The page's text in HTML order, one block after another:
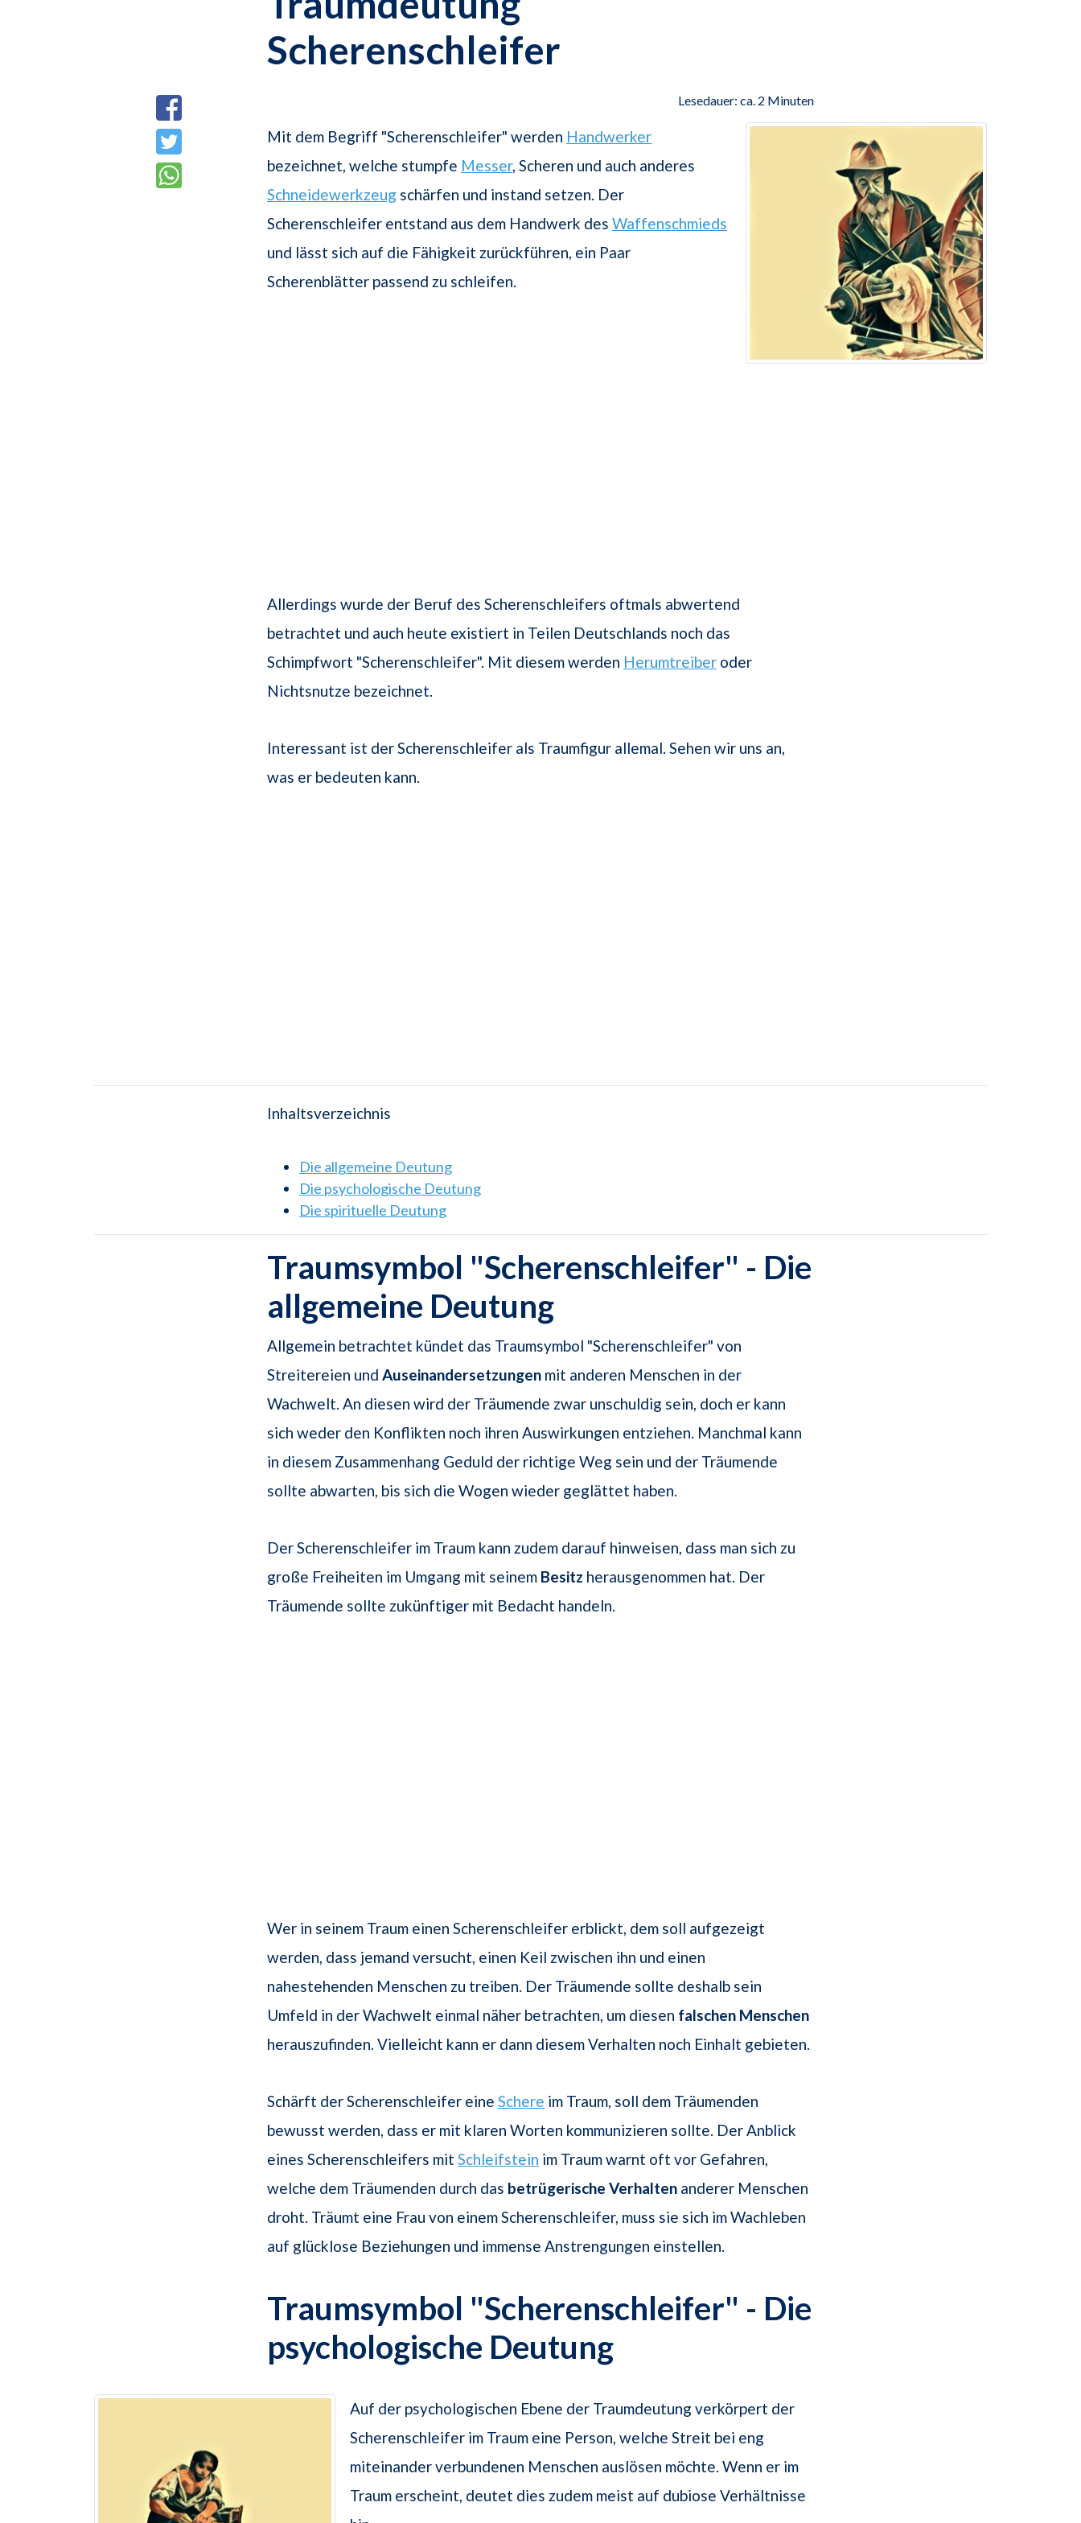
Scherenschleifer
Lesedauer: ca. 2 Minuten
Mit dem Begriff "Scherenschleifer" werden Handwerker
bezeichnet, welche stumpfe Messer, Scheren und auch anderes
Schneidewerkzeug schärfen und instand setzen. Der
Scherenschleifer entstand aus dem Handwerk des Waffenschmieds
und lässt sich auf die Fähigkeit zurückführen, ein Paar
Scherenblätter passend zu schleifen.
Allerdings wurde der Beruf des Scherenschleifers oftmals abwertend
betrachtet und auch heute existiert in Teilen Deutschlands noch das
Schimpfwort "Scherenschleifer". Mit diesem werden Herumtreiber oder
Nichtsnutze bezeichnet.
Interessant ist der Scherenschleifer als Traumfigur allemal. Sehen wir uns an,
was er bedeuten kann.
Inhaltsverzeichnis
Die allgemeine Deutung
Die psychologische Deutung
Die spirituelle Deutung
Traumsymbol "Scherenschleifer" - Die
allgemeine Deutung
Allgemein betrachtet kündet das Traumsymbol "Scherenschleifer" von
Streitereien und Auseinandersetzungen mit anderen Menschen in der
Wachwelt. An diesen wird der Träumende zwar unschuldig sein, doch er kann
sich weder den Konflikten noch ihren Auswirkungen entziehen. Manchmal kann
in diesem Zusammenhang Geduld der richtige Weg sein und der Träumende
sollte abwarten, bis sich die Wogen wieder geglättet haben.
Der Scherenschleifer im Traum kann zudem darauf hinweisen, dass man sich zu
große Freiheiten im Umgang mit seinem Besitz herausgenommen hat. Der
Träumende sollte zukünftiger mit Bedacht handeln.
Wer in seinem Traum einen Scherenschleifer erblickt, dem soll aufgezeigt
werden, dass jemand versucht, einen Keil zwischen ihn und einen
nahestehenden Menschen zu treiben. Der Träumende sollte deshalb sein
Umfeld in der Wachwelt einmal näher betrachten, um diesen falschen Menschen
herauszufinden. Vielleicht kann er dann diesem Verhalten noch Einhalt gebieten.
Schärft der Scherenschleifer eine Schere im Traum, soll dem Träumenden
bewusst werden, dass er mit klaren Worten kommunizieren sollte. Der Anblick
eines Scherenschleifers mit Schleifstein im Traum warnt oft vor Gefahren,
welche dem Träumenden durch das betrügerische Verhalten anderer Menschen
droht. Träumt eine Frau von einem Scherenschleifer, muss sie sich im Wachleben
auf glücklose Beziehungen und immense Anstrengungen einstellen.
Traumsymbol "Scherenschleifer" - Die
psychologische Deutung
Auf der psychologischen Ebene der Traumdeutung verkörpert der
Scherenschleifer im Traum eine Person, welche Streit bei eng
miteinander verbundenen Menschen auslösen möchte. Wenn er im
Traum erscheint, deutet dies zudem meist auf dubiose Verhältnisse